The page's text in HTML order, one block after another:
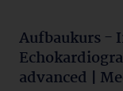
Aufbaukurs -
advanced |